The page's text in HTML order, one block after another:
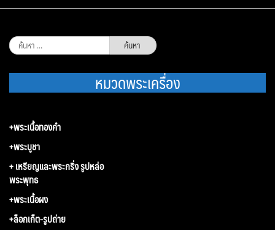
ค้นหา
สำหรับ:
หมวดพระเครื่อง
+พระเนื้อทองคำ
+พระบูชา
+ เหรียญและพระกริ่ง รูปหล่อ
พระพุทธ
+พระเนื้อผง
+ล็อกเก็ต-รูปถ่าย